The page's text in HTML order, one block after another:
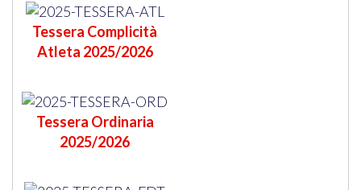
Tessera Complicità
Atleta 2025/2026
Tessera Ordinaria
2025/2026